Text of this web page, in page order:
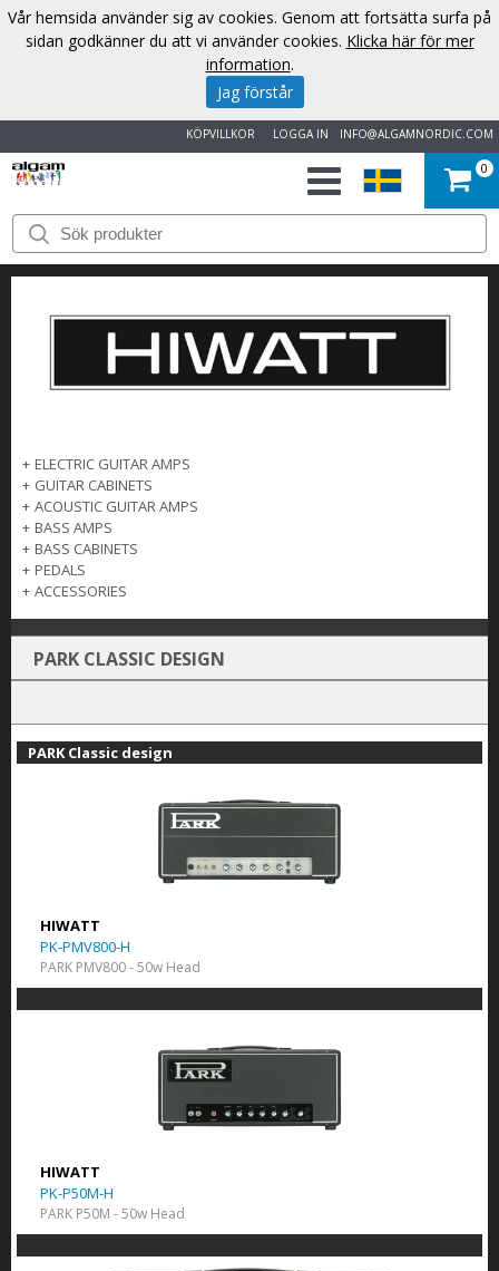
INFO@ALGAMNORDIC.COM
LOGGA IN
KÖPVILLKOR
START
VARUMÄRKEN
NYHETER
KONTAKT
0
+ ELECTRIC GUITAR AMPS
+ GUITAR CABINETS
+ ACOUSTIC GUITAR AMPS
+ BASS AMPS
+ BASS CABINETS
+ PEDALS
+ ACCESSORIES
PARK CLASSIC DESIGN
PARK Classic design
HIWATT
PK-PMV800-H
PARK PMV800 - 50w Head
HIWATT
PK-P50M-H
PARK P50M - 50w Head
Vår hemsida använder sig av cookies. Genom att fortsätta surfa på
sidan godkänner du att vi använder cookies. Klicka här för mer
information.
Jag förstår